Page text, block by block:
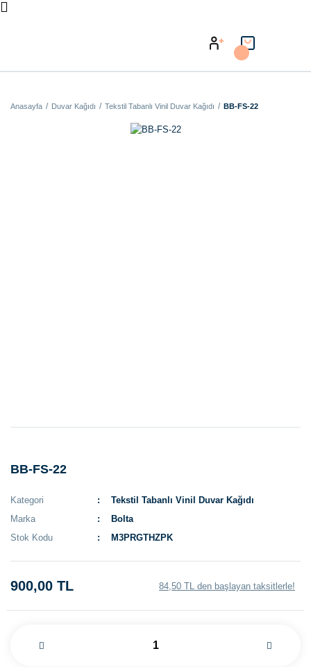
Anasayfa Duvar Kağıdı Tekstil Tabanlı Vinil Duvar Kağıdı BB-FS-22
BB-FS-22
Kategori
Tekstil Tabanlı Vinil Duvar Kağıdı
Marka
Bolta
Stok Kodu
M3PRGTHZPK
900,00 TL 84,50 TL den başlayan taksitlerle!